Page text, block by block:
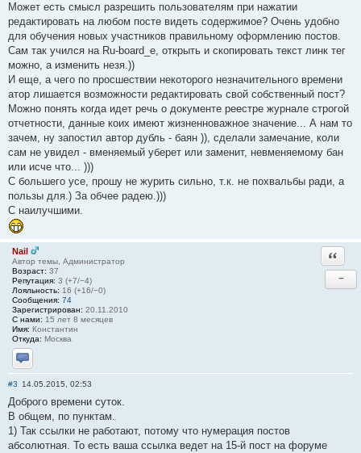
Может есть смысл разрешить пользователям при нажатии
редактировать на любом посте видеть содержимое? Очень удобно
для обучения новых участников правильному оформлению постов.
Сам так учился на Ru-board_е, открыть и скопировать текст линк тег
можно, а изменить незя.))
И еще, а чего по просшествии некоторого незначительного времени
атор лишается возможности редактировать свой собственный пост?
Можно понять когда идет речь о документе реестре журнале строгой
отчетности, данные коих имеют жизненноважное значение... А нам то
зачем, ну запостил автор дубль - баян )), сделали замечание, коли
сам не увидел - вменяемый уберет или заменит, невменяемому бан
или исче что... )))
С большего усе, прошу не журить сильно, т.к. не похвальбы ради, а
пользы для.) За обчее радею.)))
С наилучшими.
Nail
Автор темы, Администратор
Возраст: 37
Репутация: 3 (+7/−4)
Лояльность: 16 (+16/−0)
Сообщения: 74
Зарегистрирован: 20.11.2010
С нами: 15 лет 8 месяцев
Имя: Константин
Откуда: Москва
Отправить личное сообщение
−
#3 14.05.2015, 02:53
Доброго времени суток.
В общем, по пунктам.
1) Так ссылки не работают, потому что нумерация постов
абсолютная. То есть ваша ссылка ведет на 15-й пост на форуме